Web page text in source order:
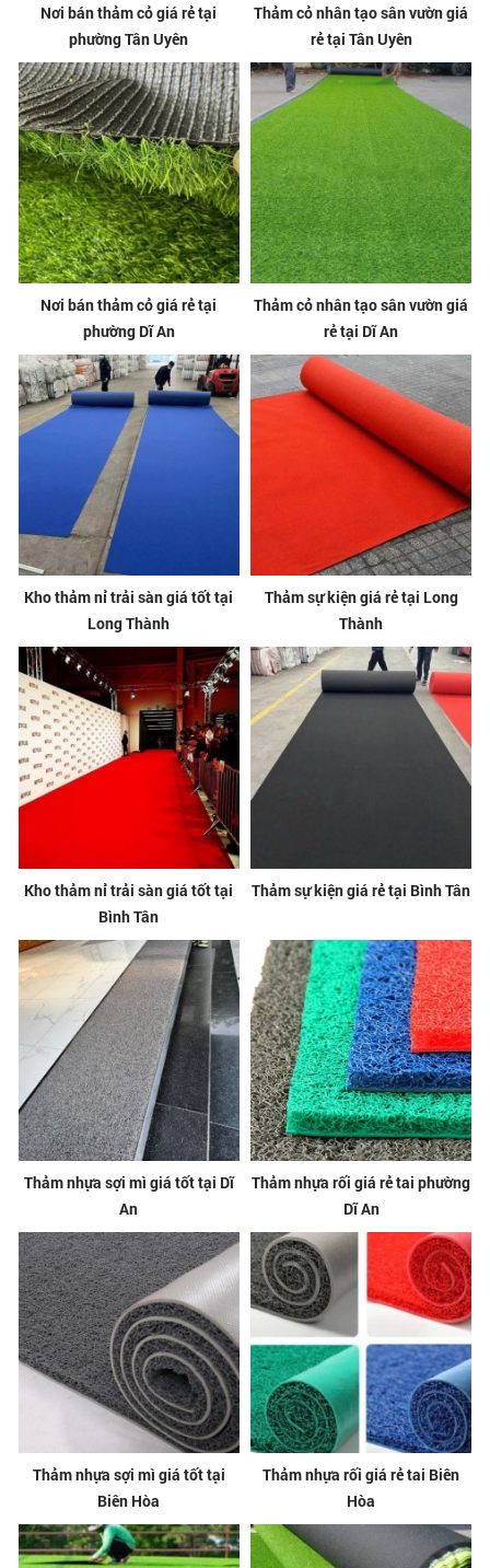
Nơi bán thảm cỏ giá rẻ tại
phường Tân Uyên
Thảm cỏ nhân tạo sân vườn giá
rẻ tại Tân Uyên
Nơi bán thảm cỏ giá rẻ tại
phường Dĩ An
Thảm cỏ nhân tạo sân vườn giá
rẻ tại Dĩ An
Kho thảm nỉ trải sàn giá tốt tại
Long Thành
Thảm sự kiện giá rẻ tại Long
Thành
Kho thảm nỉ trải sàn giá tốt tại
Bình Tân
Thảm sự kiện giá rẻ tại Bình Tân
Thảm nhựa sợi mì giá tốt tại Dĩ
An
Thảm nhựa rối giá rẻ tai phường
Dĩ An
Thảm nhựa sợi mì giá tốt tại
Biên Hòa
Thảm nhựa rối giá rẻ tai Biên
Hòa